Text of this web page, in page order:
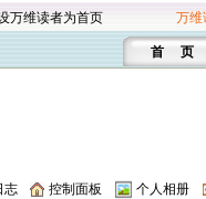
万维读者为首页 万维
首 页
志 控制面板 个人相册